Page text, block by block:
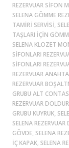
REZERVUAR SIFON
SELENA GÖMME
TAMIRI SERVISI,
TAŞLARI IÇIN
SELENA KLOZET
SIFONLARI
SIFONLARI
REZERVUAR
REZERVUAR
GRUBU ALT
REZERVUAR
GRUBU KUYRUK,
SELENA
GÖVDE, SELENA
IÇ KAPAK, SELENA